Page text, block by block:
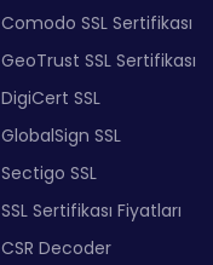
Comodo SSL Sertifikası
GeoTrust SSL Sertifikası
DigiCert SSL
GlobalSign SSL
Sectigo SSL
SSL Sertifikası Fiyatları
CSR Decoder